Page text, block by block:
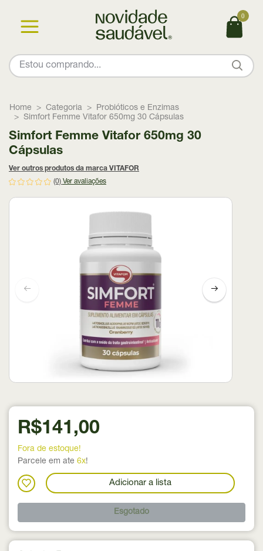
0
Home Categoria
Probióticos e Enzimas
Simfort Femme Vitafor 650mg 30 Cápsulas
Simfort Femme Vitafor 650mg 30
Cápsulas
Ver outros produtos da marca VITAFOR
(0) Ver avaliações
R$141,00
Fora de estoque!
Parcele em ate 6x!
Adicionar a lista
Esgotado